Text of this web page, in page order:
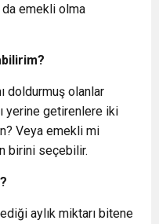
emekli olma
doldurmuş olanlar
yerine getirenlere iki
Veya emekli mi
birini seçebilir.
aylık miktarı bitene